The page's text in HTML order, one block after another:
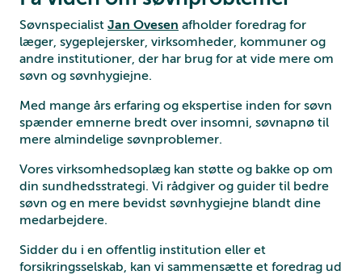
Søvnspecialist Jan Ovesen afholder foredrag for
læger, sygeplejersker, virksomheder, kommuner og
andre institutioner, der har brug for at vide mere om
søvn og søvnhygiejne.
Med mange års erfaring og ekspertise inden for søvn
spænder emnerne bredt over insomni, søvnapnø til
mere almindelige søvnproblemer.
Vores virksomhedsoplæg kan støtte og bakke op om
din sundhedsstrategi. Vi rådgiver og guider til bedre
søvn og en mere bevidst søvnhygiejne blandt dine
medarbejdere.
Sidder du i en offentlig institution eller et
forsikringsselskab, kan vi sammensætte et foredrag ud